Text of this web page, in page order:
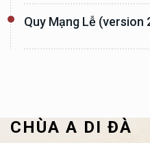
Quy Mạng Lễ (version
CHÙA A DI ĐÀ